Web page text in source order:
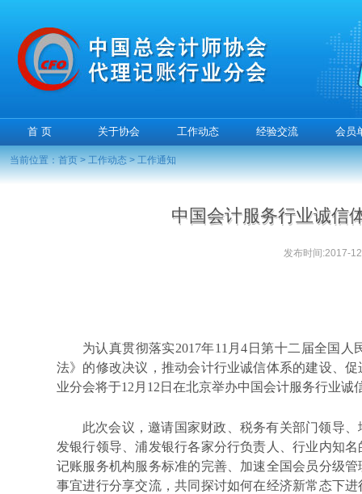
首 页 关于协会 工作动态 经验交流 会员
当前位置：首页>工作动态>工作通知
中国会计服务行业诚信
发布时间:2017-
为认真贯彻落实2017年11月4日第十二届全国
法》的修改决议，推动会计行业诚信体系的建设、
业分会将于12月12日在北京举办中国会计服务行业诚
此次会议，邀请国家财政、税务有关部门领导
发银行领导、浦发银行各家分行负责人、行业内知
记账服务机构服务标准的完善、加速全国会员分级
事宜进行分享交流，共同探讨如何在经济新常态下